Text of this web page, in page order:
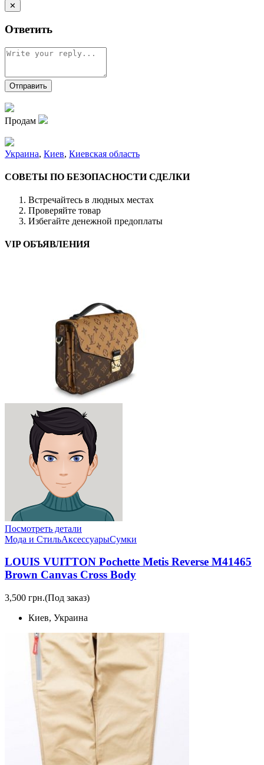
✕
Ответить
Продам
Украина, Киев, Киевская область
СОВЕТЫ ПО БЕЗОПАСНОСТИ СДЕЛКИ
Встречайтесь в людных местах
Проверяйте товар
Избегайте денежной предоплаты
VIP ОБЪЯВЛЕНИЯ
Посмотреть детали
Мода и СтильАксессуарыСумки
LOUIS VUITTON Pochette Metis Reverse M41465
Brown Canvas Cross Body
3,500 грн.(Под заказ)
Киев, Украина